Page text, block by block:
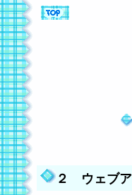
２ ウェブ